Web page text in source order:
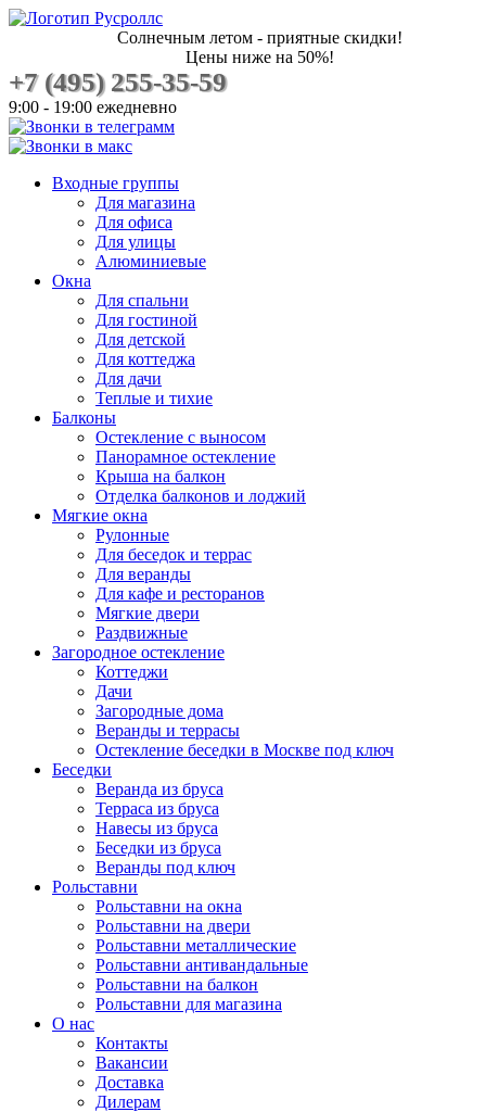
Солнечным летом - приятные скидки!
Цены ниже на 50%!
+7 (495) 255-35-59
9:00 - 19:00 ежедневно
Входные группы
Для магазина
Для офиса
Для улицы
Алюминиевые
Окна
Для спальни
Для гостиной
Для детской
Для коттеджа
Для дачи
Теплые и тихие
Балконы
Остекление с выносом
Панорамное остекление
Крыша на балкон
Отделка балконов и лоджий
Мягкие окна
Рулонные
Для беседок и террас
Для веранды
Для кафе и ресторанов
Мягкие двери
Раздвижные
Загородное остекление
Коттеджи
Дачи
Загородные дома
Веранды и террасы
Остекление беседки в Москве под ключ
Беседки
Веранда из бруса
Терраса из бруса
Навесы из бруса
Беседки из бруса
Веранды под ключ
Рольставни
Рольставни на окна
Рольставни на двери
Рольставни металлические
Рольставни антивандальные
Рольставни на балкон
Рольставни для магазина
О нас
Контакты
Вакансии
Доставка
Дилерам